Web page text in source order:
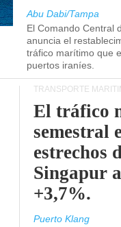
Abu Dabi/Tampa
El Comando Central
anuncia el
tráfico marítimo que
puertos iraníes.
TRANSPORTE
El tráfico
semestral
estrechos
Singapur
+3,7%.
Puerto Klang